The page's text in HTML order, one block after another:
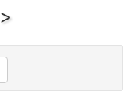
>